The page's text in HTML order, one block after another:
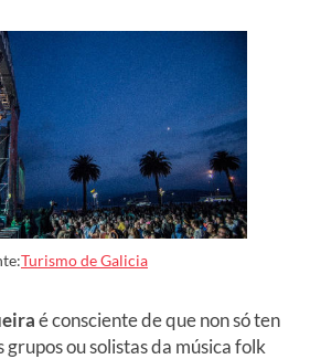
Turismo de Galicia
é consciente de que non só ten
ou solistas da música folk